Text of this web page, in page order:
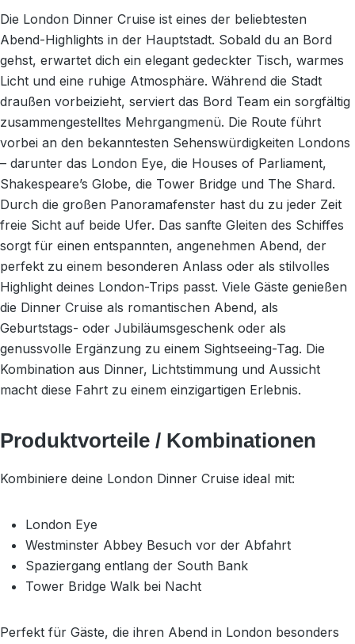
Die London Dinner Cruise ist eines der beliebtesten
Abend-Highlights in der Hauptstadt. Sobald du an Bord
gehst, erwartet dich ein elegant gedeckter Tisch, warmes
Licht und eine ruhige Atmosphäre. Während die Stadt
draußen vorbeizieht, serviert das Bord Team ein sorgfältig
zusammengestelltes Mehrgangmenü. Die Route führt
vorbei an den bekanntesten Sehenswürdigkeiten Londons
– darunter das London Eye, die Houses of Parliament,
Shakespeare’s Globe, die Tower Bridge und The Shard.
Durch die großen Panoramafenster hast du zu jeder Zeit
freie Sicht auf beide Ufer. Das sanfte Gleiten des Schiffes
sorgt für einen entspannten, angenehmen Abend, der
perfekt zu einem besonderen Anlass oder als stilvolles
Highlight deines London-Trips passt. Viele Gäste genießen
die Dinner Cruise als romantischen Abend, als
Geburtstags- oder Jubiläumsgeschenk oder als
genussvolle Ergänzung zu einem Sightseeing-Tag. Die
Kombination aus Dinner, Lichtstimmung und Aussicht
macht diese Fahrt zu einem einzigartigen Erlebnis.
Produktvorteile / Kombinationen
Kombiniere deine London Dinner Cruise ideal mit:
London Eye
Westminster Abbey Besuch vor der Abfahrt
Spaziergang entlang der South Bank
Tower Bridge Walk bei Nacht
Perfekt für Gäste, die ihren Abend in London besonders